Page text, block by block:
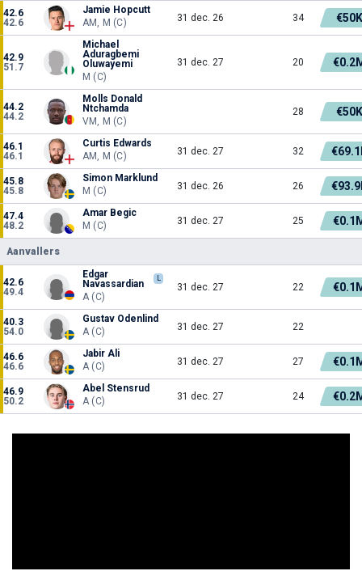
42.6
42.6
Jamie Hopcutt
AM, M (C)
31 dec. 26 34 €50K
42.9
51.7
Michael
Aduragbemi
Oluwayemi
M (C)
31 dec. 27 20
44.2
44.2
Molls Donald
Ntchamda
VM, M (C)
28 €50K
46.1
46.1
Curtis Edwards
AM, M (C)
31 dec. 27 32
45.8
45.8
Simon Marklund
M (C)
31 dec. 26 26
47.4
48.2
Amar Begic
M (C)
31 dec. 27 25
Aanvallers
42.6
49.4
Edgar
Navassardian
L
A (C)
31 dec. 27 22
40.3
54.0
Gustav Odenlind
A (C)
31 dec. 27 22
46.6
46.6
Jabir Ali
A (C)
31 dec. 27 27
46.9
50.2
Abel Stensrud
A (C)
31 dec. 27 24